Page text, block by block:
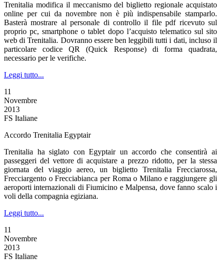
Trenitalia modifica il meccanismo del biglietto regionale acquistato
online per cui da novembre non è più indispensabile stamparlo.
Basterà mostrare al personale di controllo il file pdf ricevuto sul
proprio pc, smartphone o tablet dopo l’acquisto telematico sul sito
web di Trenitalia. Dovranno essere ben leggibili tutti i dati, incluso il
particolare codice QR (Quick Response) di forma quadrata,
necessario per le verifiche.
Leggi tutto...
11
Novembre
2013
FS Italiane
Accordo Trenitalia Egyptair
Trenitalia ha siglato con Egyptair un accordo che consentirà ai
passeggeri del vettore di acquistare a prezzo ridotto, per la stessa
giornata del viaggio aereo, un biglietto Trenitalia Frecciarossa,
Frecciargento o Frecciabianca per Roma o Milano e raggiungere gli
aeroporti internazionali di Fiumicino e Malpensa, dove fanno scalo i
voli della compagnia egiziana.
Leggi tutto...
11
Novembre
2013
FS Italiane